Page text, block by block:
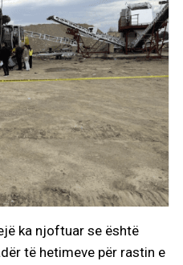
ka njoftuar se është
të hetimeve për rastin e